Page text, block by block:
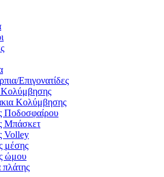
Επιγονατίδες
Κολύμβησης
Κολύμβησης
Ποδοσφαίρου
Μπάσκετ
Volley
μέσης
ώμου
πλάτης